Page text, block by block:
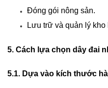
Đóng gói nông sản.
Lưu trữ và quản lý kho
5. Cách lựa chọn dây đai
5.1. Dựa vào kích thước